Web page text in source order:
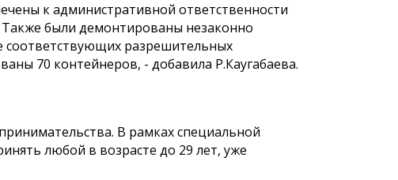
к административной ответственности
были демонтированы незаконно
разрешительных
70 контейнеров, - добавила Р.Каугабаева.
В рамках специальной
любой в возрасте до 29 лет, уже